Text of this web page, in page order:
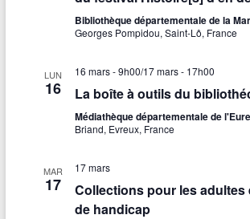
Bibliothèque départementale de la
Georges Pompidou, Saint-Lô, France
LUN
16
16 mars - 9h00/17 mars - 17h00
La boîte à outils du
Médiathèque départementale de l'Eure
Briand, Evreux, France
MAR
17
17 mars
Collections pour les adultes
de handicap